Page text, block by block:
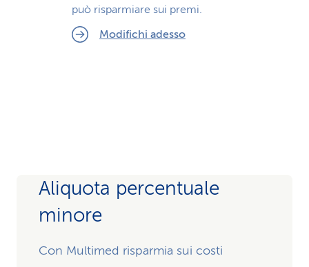
può risparmiare sui premi.
Modifichi adesso
Aliquota percentuale
minore
Con Multimed risparmia sui costi